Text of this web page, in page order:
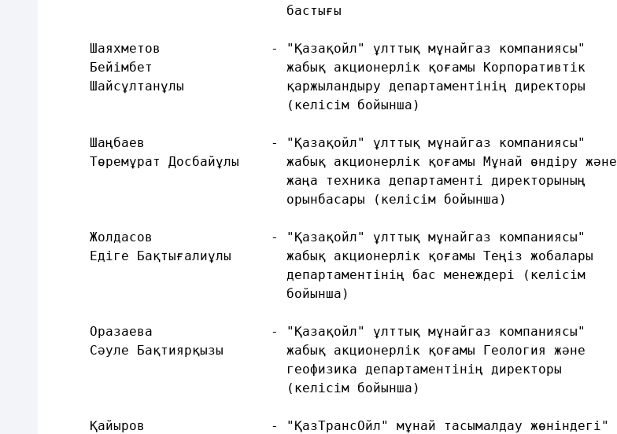
бастығы
Шаяхметов              - "Қазақойл" ұлттық мұнайгаз компаниясы"
Бейімбет                 жабық акционерлік қоғамы Корпоративтік
Шайсұлтанұлы             қаржыландыру департаментінің директоры
(келісім бойынша)
Шаңбаев                - "Қазақойл" ұлттық мұнайгаз компаниясы"
Төремұрат Досбайұлы      жабық акционерлік қоғамы Мұнай өндіру және
жаңа техника департаменті директорының
орынбасары (келісім бойынша)
Жолдасов               - "Қазақойл" ұлттық мұнайгаз компаниясы"
Едіге Бақтығалиұлы       жабық акционерлік қоғамы Теңіз жобалары
департаментінің бас менеждері (келісім
бойынша)
Оразаева               - "Қазақойл" ұлттық мұнайгаз компаниясы"
Сәуле Бақтиярқызы        жабық акционерлік қоғамы Геология және
геофизика департаментінің директоры
(келісім бойынша)
Қайыров                - "ҚазТрансОйл" мұнай тасымалдау жөніндегі"